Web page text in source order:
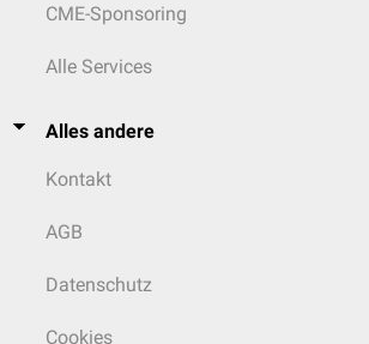
CME-Sponsoring
Alle Services
Alles andere
Kontakt
AGB
Datenschutz
Cookies